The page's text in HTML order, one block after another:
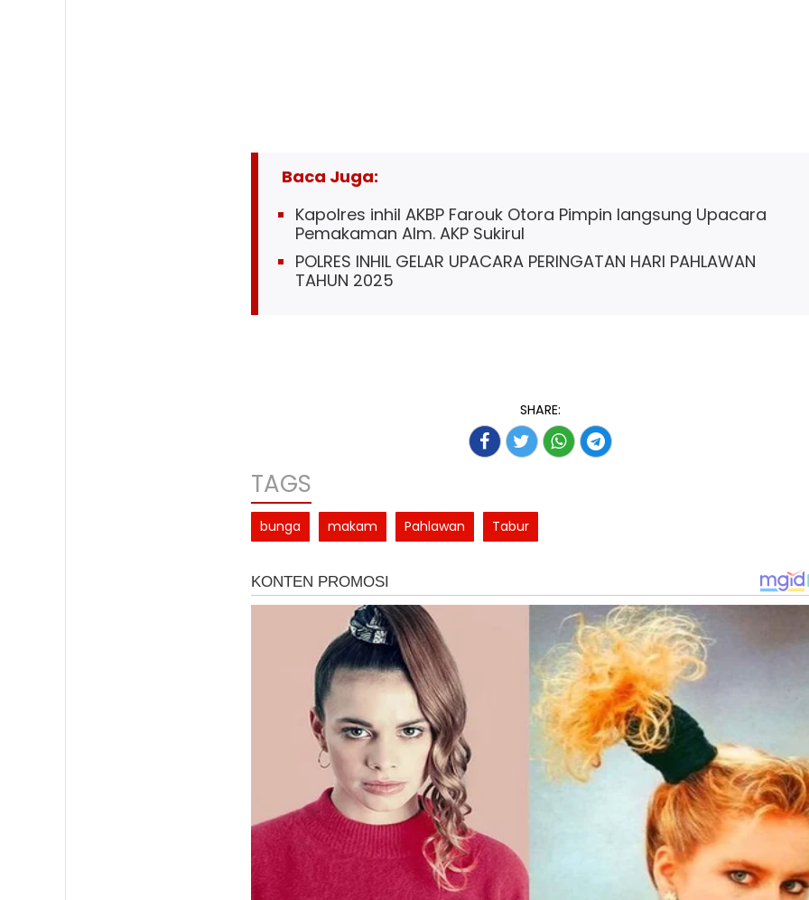
Baca Juga:
Kapolres inhil AKBP Farouk Otora Pimpin langsung Upacara
Pemakaman Alm. AKP Sukirul
POLRES INHIL GELAR UPACARA PERINGATAN HARI PAHLAWAN
TAHUN 2025
SHARE:
TAGS
bunga makam Pahlawan Tabur